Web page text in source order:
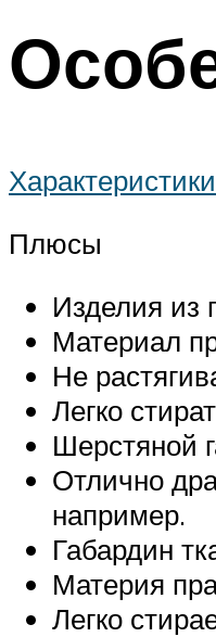
Плюсы
Изделия из
Материал
Не
Легко
Шерстяной
Отлично
например.
Габардин
Материя
Легко